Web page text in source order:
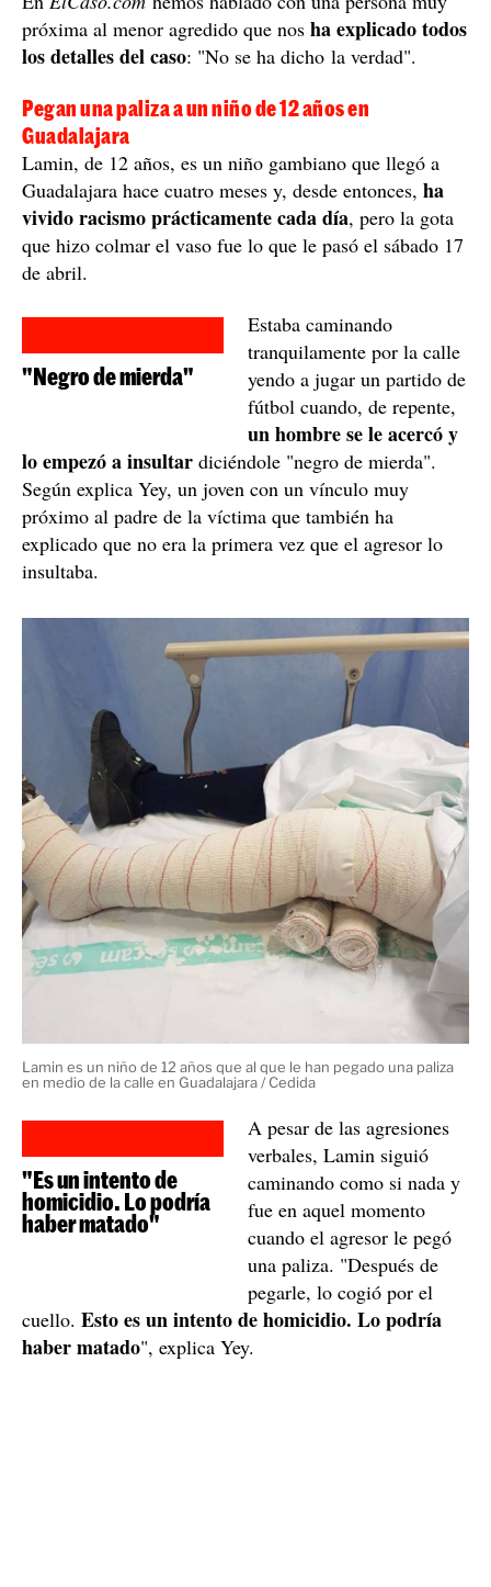
próxima al menor agredido que nos ha explicado todos
los detalles del caso: "No se ha dicho la verdad".
Pegan una paliza a un niño de 12 años en
Guadalajara
Lamin, de 12 años, es un niño gambiano que llegó a
Guadalajara hace cuatro meses y, desde entonces, ha
vivido racismo prácticamente cada día, pero la gota
que hizo colmar el vaso fue lo que le pasó el sábado 17
de abril.
"Negro de mierda"
Estaba caminando
tranquilamente por la calle
yendo a jugar un partido de
fútbol cuando, de repente,
un hombre se le acercó y
lo empezó a insultar diciéndole "negro de mierda".
Según explica Yey, un joven con un vínculo muy
próximo al padre de la víctima que también ha
explicado que no era la primera vez que el agresor lo
insultaba.